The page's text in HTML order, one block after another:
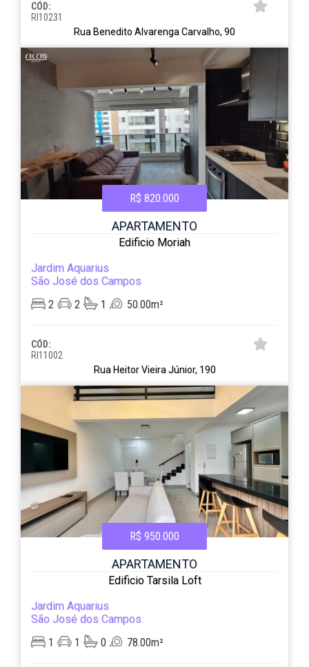
CÓD:
RI10231
Rua Benedito Alvarenga Carvalho, 90
R$ 820.000
APARTAMENTO
Edificio Moriah
Jardim Aquarius
São José dos Campos
2
2 1 50.00m²
CÓD:
RI11002
Rua Heitor Vieira Júnior, 190
R$ 950.000
APARTAMENTO
Edificio Tarsila Loft
Jardim Aquarius
São José dos Campos
1
1 0 78.00m²